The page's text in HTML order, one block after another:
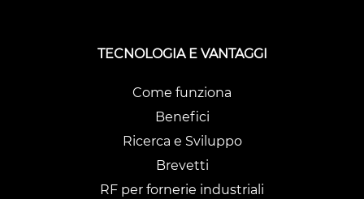
TECNOLOGIA E VANTAGGI
Come funziona
Benefici
Ricerca e Sviluppo
Brevetti
RF per fornerie industriali